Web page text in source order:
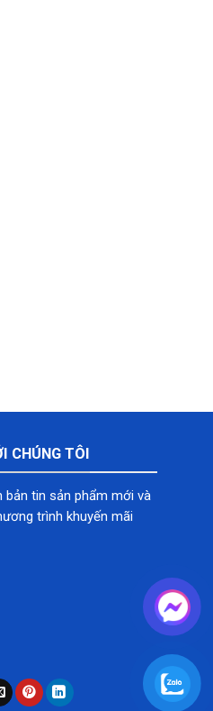
CHÚNG TÔI
bản tin sản phẩm mới và
trình khuyến mãi